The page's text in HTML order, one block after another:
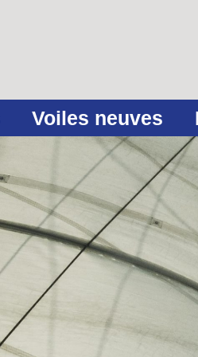
Voiles neuves